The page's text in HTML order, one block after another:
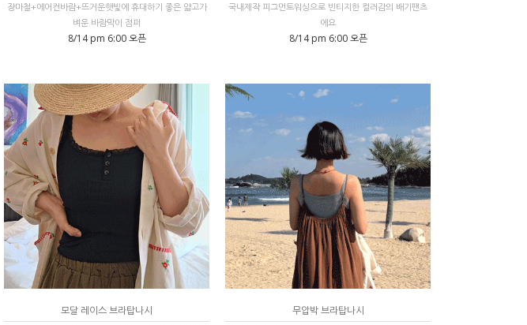
장마철+에어컨바람+뜨거운햇빛에 휴대하기 좋은 얇고가
벼운 바람막이 점퍼
8/14 pm 6:00 오픈
국내제작 피그먼트워싱으로 빈티지한 컬러감의 배기팬츠
에요
8/14 pm 6:00 오픈
모달 레이스 브라탑나시 무압박 브라탑나시